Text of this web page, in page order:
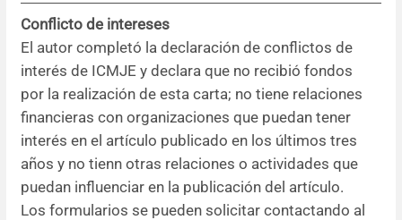
Conflicto de intereses
El autor completó la declaración de conflictos de
interés de ICMJE y declara que no recibió fondos
por la realización de esta carta; no tiene relaciones
financieras con organizaciones que puedan tener
interés en el artículo publicado en los últimos tres
años y no tienn otras relaciones o actividades que
puedan influenciar en la publicación del artículo.
Los formularios se pueden solicitar contactando al